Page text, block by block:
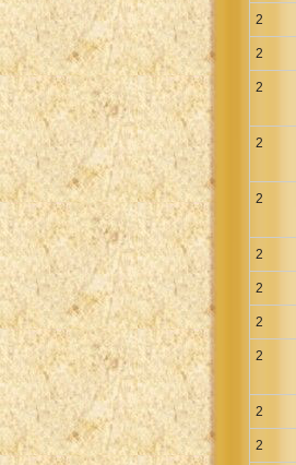
Latin
2
2
2
2
2
2
2
2
2
2
2